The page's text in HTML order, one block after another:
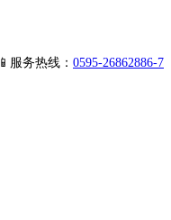
📱服务热线： 0595-26862886-7